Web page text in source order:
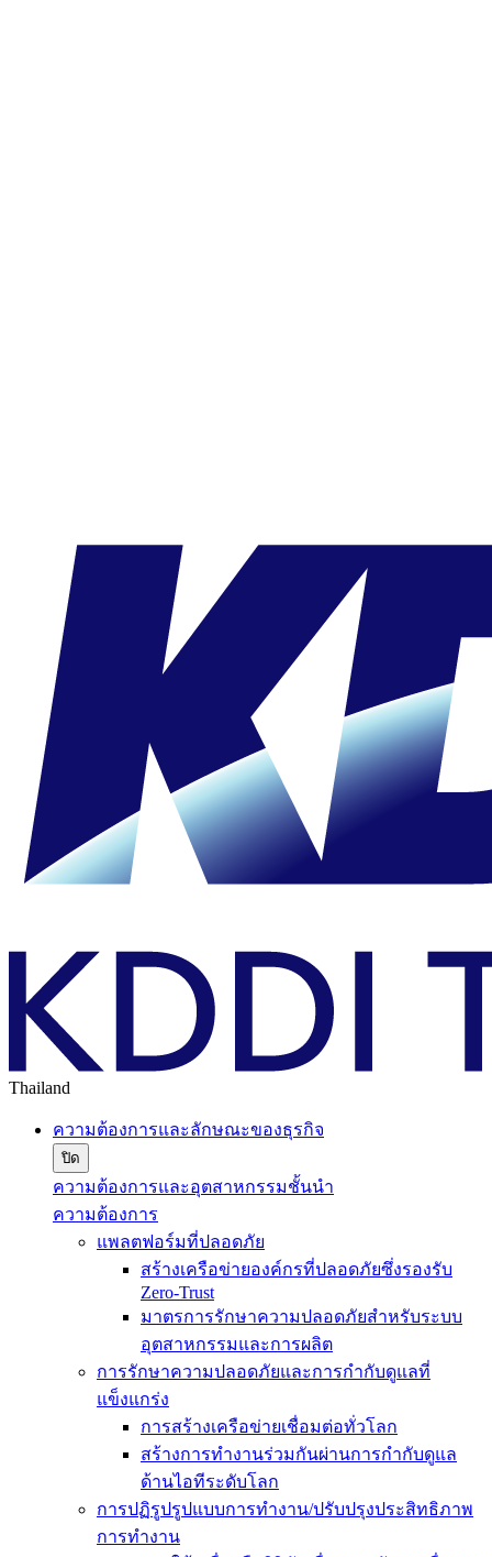
Thailand
ความต้องการและลักษณะของธุรกิจ
ปิด
ความต้องการและอุตสาหกรรมชั้นนำ
ความต้องการ
แพลตฟอร์มที่ปลอดภัย
สร้างเครือข่ายองค์กรที่ปลอดภัยซึ่งรองรับ
Zero-Trust
มาตรการรักษาความปลอดภัยสำหรับระบบ
อุตสาหกรรมและการผลิต
การรักษาความปลอดภัยและการกำกับดูแลที่
แข็งแกร่ง
การสร้างเครือข่ายเชื่อมต่อทั่วโลก
สร้างการทำงานร่วมกันผ่านการกำกับดูแล
ด้านไอทีระดับโลก
การปฏิรูปรูปแบบการทำงาน/ปรับปรุงประสิทธิภาพ
การทำงาน